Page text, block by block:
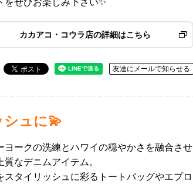
カカアコ・コウラ店の詳細はこちら
友達にメールで知らせる
ュに💫
ヨークの洗練とハワイの穏やかさを融合させ
質なデニムアイテム。
スタイリッシュに彩るトートバッグやエプロ